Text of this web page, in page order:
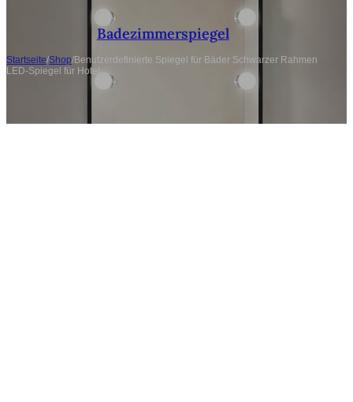
Badezimmerspiegel
Startseite/Shop/Benutzerdefinierte Spiegel für Bäder Schwarzer Rahmen
LED-Spiegel für Hotel